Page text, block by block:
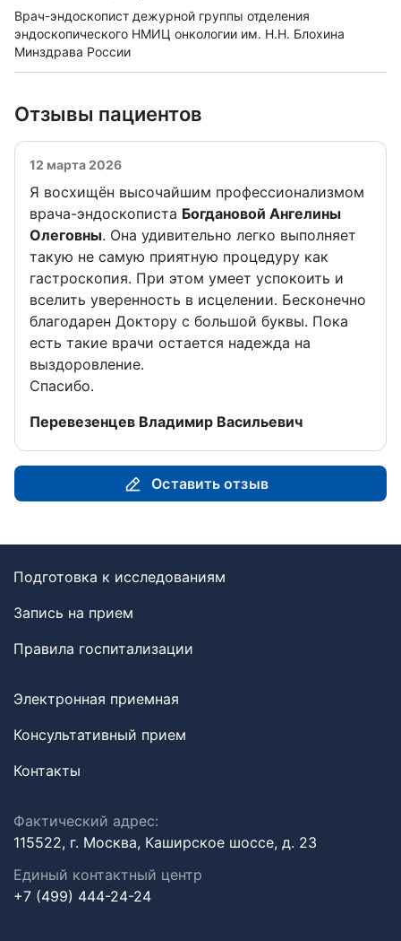
Врач-эндоскопист дежурной группы отделения
эндоскопического НМИЦ онкологии им. Н.Н. Блохина
Минздрава России
Отзывы пациентов
12 марта 2026
Я восхищён высочайшим профессионализмом
врача-эндоскописта Богдановой Ангелины
Олеговны. Она удивительно легко выполняет
такую не самую приятную процедуру как
гастроскопия. При этом умеет успокоить и
вселить уверенность в исцелении. Бесконечно
благодарен Доктору с большой буквы. Пока
есть такие врачи остается надежда на
выздоровление.
Спасибо.
Отзыв от
Перевезенцев Владимир Васильевич
Оставить отзыв
Подготовка к исследованиям
Запись на прием
Правила госпитализации
Электронная приемная
Консультативный прием
Контакты
Фактический адрес:
115522, г. Москва, Каширское шоссе, д. 23
Единый контактный центр
+7 (499) 444-24-24